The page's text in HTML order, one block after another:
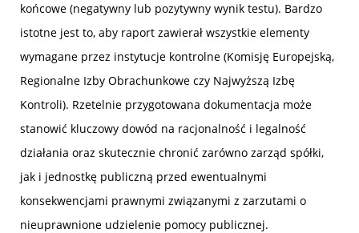
końcowe (negatywny lub pozytywny wynik testu). Bardzo
istotne jest to, aby raport zawierał wszystkie elementy
wymagane przez instytucje kontrolne (Komisję Europejską,
Regionalne Izby Obrachunkowe czy Najwyższą Izbę
Kontroli). Rzetelnie przygotowana dokumentacja może
stanowić kluczowy dowód na racjonalność i legalność
działania oraz skutecznie chronić zarówno zarząd spółki,
jak i jednostkę publiczną przed ewentualnymi
konsekwencjami prawnymi związanymi z zarzutami o
nieuprawnione udzielenie pomocy publicznej.